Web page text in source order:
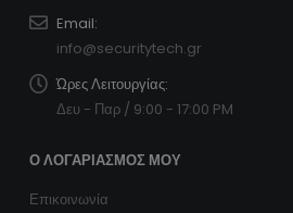
Email:
info@securitytech.gr
Ώρες Λειτουργίας:
Δευ - Παρ / 9:00 - 17:00 PM
Ο ΛΟΓΑΡΙΑΣΜΌΣ ΜΟΥ
Επικοινωνία